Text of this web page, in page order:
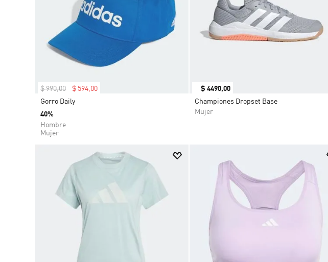
$ 990,00 $ 594 00
Gorro Daily
40%
Hombre
Mujer
$ 4490,00
Championes Dropset Base
Mujer